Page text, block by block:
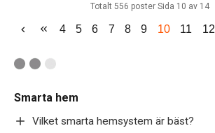
Totalt 556 poster Sida 10 av 14
4 5 6 7 8 9 10 11 12
Smarta hem
Vilket smarta hemsystem är bäst?